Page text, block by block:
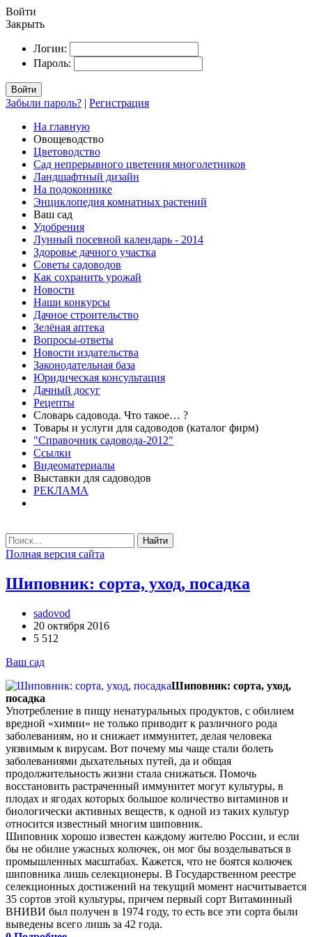
Войти
Закрыть
Логин:
Пароль:
Войти
Забыли пароль? | Регистрация
На главную
Овощеводство
Цветоводство
Сад непрерывного цветения многолетников
Ландшафтный дизайн
На подоконнике
Энциклопедия комнатных растений
Ваш сад
Удобрения
Лунный посевной календарь - 2014
Здоровье дачного участка
Советы садоводов
Как сохранить урожай
Новости
Наши конкурсы
Дачное строительство
Зелёная аптека
Вопросы-ответы
Новости издательства
Законодательная база
Юридическая консультация
Дачный досуг
Рецепты
Словарь садовода. Что такое… ?
Товары и услуги для садоводов (каталог фирм)
"Справочник садовода-2012"
Ссылки
Видеоматериалы
Выставки для садоводов
РЕКЛАМА
Найти
Полная версия сайта
Шиповник: сорта, уход, посадка
sadovod
20 октября 2016
5 512
Ваш сад
Шиповник: сорта, уход,
посадка
Употребление в пищу ненатуральных продуктов, с обилием
вредной «химии» не только приводит к различного рода
заболеваниям, но и снижает иммунитет, делая человека
уязвимым к вирусам. Вот почему мы чаще стали болеть
заболеваниями дыхательных путей, да и общая
продолжительность жизни стала снижаться. Помочь
восстановить растраченный иммунитет могут культуры, в
плодах и ягодах которых большое количество витаминов и
биологически активных веществ, к одной из таких культур
относится известный многим шиповник.
Шиповник хорошо известен каждому жителю России, и если
бы не обилие ужасных колючек, он мог бы возделываться в
промышленных масштабах. Кажется, что не боятся колючек
шиповника лишь селекционеры. В Государственном реестре
селекционных достижений на текущий момент насчитывается
35 сортов этой культуры, причем первый сорт Витаминный
ВНИВИ был получен в 1974 году, то есть все эти сорта были
выведены всего лишь за 42 года.